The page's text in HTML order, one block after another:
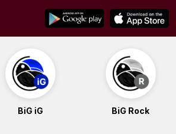
BiG iG BiG Rock